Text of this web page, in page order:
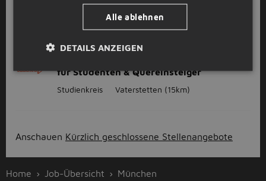
Studienkreis Neubiberg (9km)
GESPONSERT
für Studenten & Quereinsteiger
Studienkreis Vaterstetten (15km)
Anschauen Kürzlich geschlossene Stellenangebote
Home Job-Übersicht
München
Alle ablehnen
DETAILS ANZEIGEN